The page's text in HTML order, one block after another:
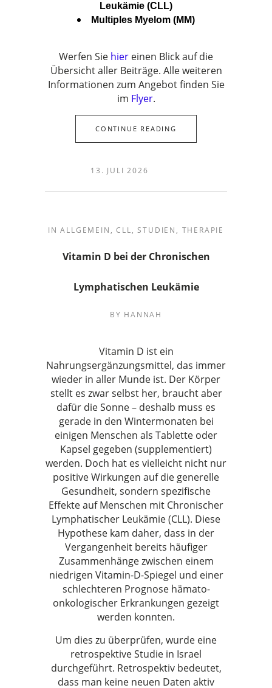
Leukämie (CLL)
Multiples Myelom (MM)
Werfen Sie hier einen Blick auf die
Übersicht aller Beiträge. Alle weiteren
Informationen zum Angebot finden Sie
im Flyer.
CONTINUE READING
13. JULI 2026
IN ALLGEMEIN ,CLL,STUDIEN , THERAPIE
Vitamin D bei der Chronischen
Lymphatischen Leukämie
BY HANNAH
Vitamin D ist ein
Nahrungsergänzungsmittel, das immer
wieder in aller Munde ist. Der Körper
stellt es zwar selbst her, braucht aber
dafür die Sonne – deshalb muss es
gerade in den Wintermonaten bei
einigen Menschen als Tablette oder
Kapsel gegeben (supplementiert)
werden. Doch hat es vielleicht nicht nur
positive Wirkungen auf die generelle
Gesundheit, sondern spezifische
Effekte auf Menschen mit Chronischer
Lymphatischer Leukämie (CLL). Diese
Hypothese kam daher, dass in der
Vergangenheit bereits häufiger
Zusammenhänge zwischen einem
niedrigen Vitamin-D-Spiegel und einer
schlechteren Prognose hämato-
onkologischer Erkrankungen gezeigt
werden konnten.
Um dies zu überprüfen, wurde eine
retrospektive Studie in Israel
durchgeführt. Retrospektiv bedeutet,
dass man keine neuen Daten aktiv